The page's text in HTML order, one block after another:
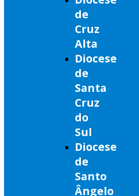
de
Cruz
Alta
Diocese
de
Santa
Cruz
do
Sul
Diocese
de
Santo
Ângelo